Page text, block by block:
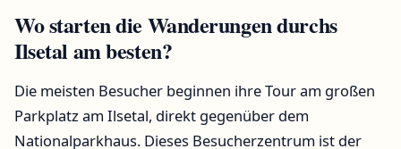
Wo starten die Wanderungen durchs
Ilsetal am besten?
Die meisten Besucher beginnen ihre Tour am großen
Parkplatz am Ilsetal, direkt gegenüber dem
Nationalparkhaus. Dieses Besucherzentrum ist der